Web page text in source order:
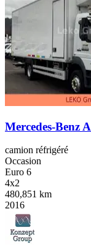
Mercedes-Benz
camion réfrigéré
Occasion
Euro 6
4x2
480,851 km
2016